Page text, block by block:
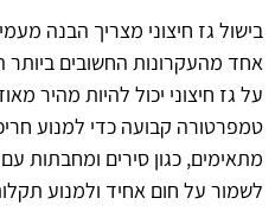
בישול גז חיצוני מצריך הבנה
אחד מהעקרונות החשובים
על גז חיצוני יכול להיות מהיר
טמפרטורה קבועה כדי למנוע
מתאימים, כגון סירים ומחבתות
לשמור על חום אחיד ולמנוע